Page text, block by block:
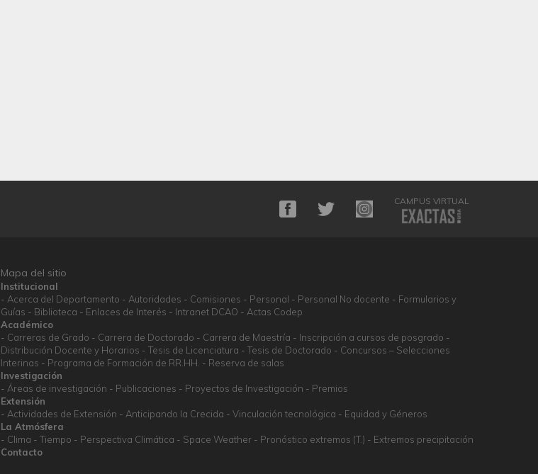
CAMPUS VIRTUAL
Mapa del sitio
Institucional
Acerca del Departamento
Autoridades Comisiones Personal Personal No docente
Formularios y
Guías
Biblioteca Enlaces de Interés Intranet DCAO
Actas Codep
Académico
Carreras de Grado
Carrera de Doctorado Carrera de Maestría
Inscripción a cursos de posgrado
Distribución Docente y Horarios
Tesis de Licenciatura Tesis de Doctorado
Concursos – Selecciones
Interinas
Programa de Formación de RR.HH.
Reserva de salas
Investigación
Áreas de investigación
Publicaciones Proyectos de Investigación
Premios
Extensión
Actividades de Extensión
Anticipando la Crecida Vinculación tecnológica
Equidad y Géneros
La Atmósfera
Clima
Tiempo Perspectiva Climática Space Weather Pronóstico extremos (T.)
Extremos precipitación
Contacto